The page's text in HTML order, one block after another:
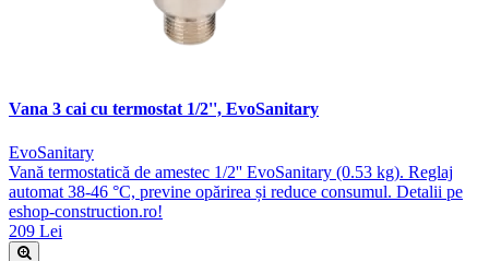
Vana 3 cai cu termostat 1/2'', EvoSanitary
EvoSanitary
Vană termostatică de amestec 1/2'' EvoSanitary (0.53 kg). Reglaj
automat 38-46 °C, previne opărirea și reduce consumul. Detalii pe
eshop-construction.ro!
209 Lei